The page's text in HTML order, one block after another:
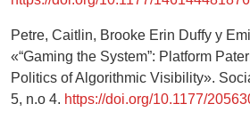
Petre, Caitlin, Brooke Erin Duffy y
«“Gaming the System”: Platform
Politics of Algorithmic Visibility».
5, n.o 4. https://doi.org/10.1177/